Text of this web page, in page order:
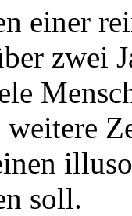
einer
zwei
soll.